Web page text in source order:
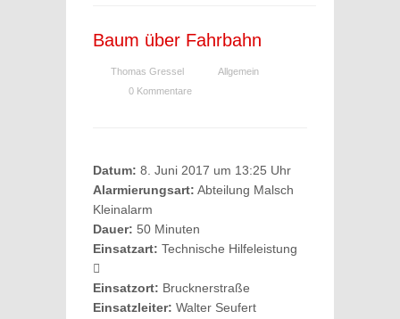
Baum über Fahrbahn
Thomas Gressel
Allgemein
0 Kommentare
Datum: 8. Juni 2017 um 13:25 Uhr
Alarmierungsart: Abteilung Malsch
Kleinalarm
Dauer: 50 Minuten
Einsatzart: Technische Hilfeleistung
Einsatzort: Brucknerstraße
Einsatzleiter: Walter Seufert